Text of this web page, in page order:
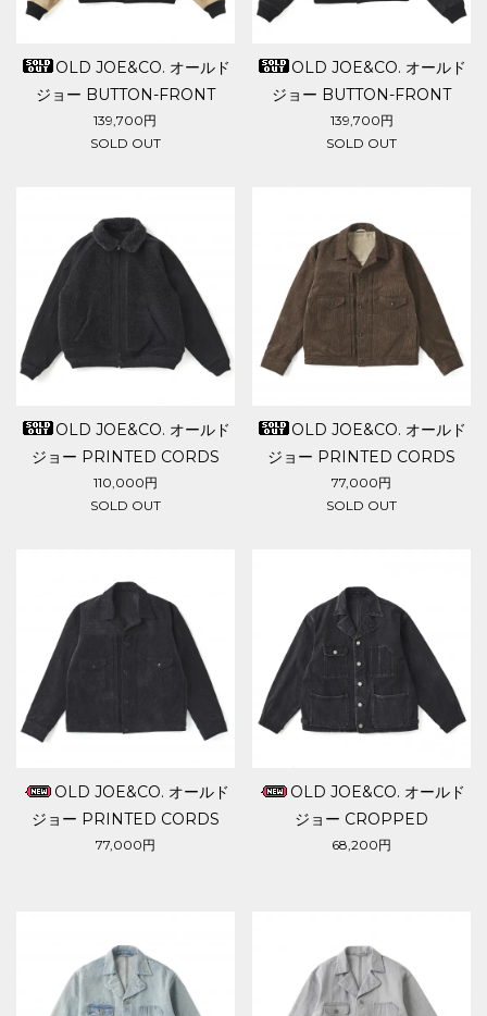
OLD JOE&CO. オールド
ジョー BUTTON-FRONT
CAMPBELL JACKET
139,700円
SOLD OUT
OLD JOE&CO. オールド
ジョー BUTTON-FRONT
CAMPBELL JACKET
139,700円
SOLD OUT
OLD JOE&CO. オールド
ジョー PRINTED CORDS
GRIZZLY JACKET
110,000円
SOLD OUT
OLD JOE&CO. オールド
ジョー PRINTED CORDS
JEAN JACKET
77,000円
SOLD OUT
OLD JOE&CO. オールド
ジョー PRINTED CORDS
JEAN JACKET
77,000円
OLD JOE&CO. オールド
ジョー CROPPED
ENGINEERING JACKET
68,200円